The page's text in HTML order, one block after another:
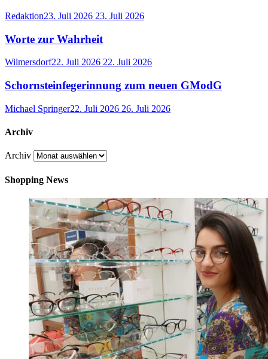
Redaktion23. Juli 2026 23. Juli 2026
Worte zur Wahrheit
Wilmersdorf22. Juli 2026 22. Juli 2026
Schornsteinfegerinnung zum neuen GModG
Michael Springer22. Juli 2026 26. Juli 2026
Archiv
Archiv
Shopping News